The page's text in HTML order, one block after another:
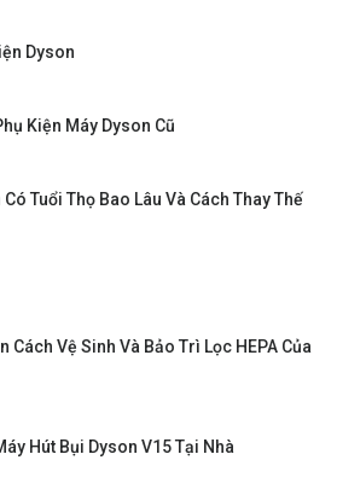
Dyson
Kiện Máy Dyson Cũ
Có Tuổi Thọ Bao Lâu Và Cách Thay Thế
Cách Vệ Sinh Và Bảo Trì Lọc HEPA Của
Hút Bụi Dyson V15 Tại Nhà